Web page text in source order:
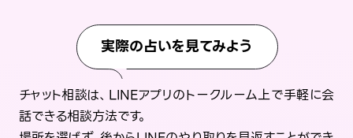
実際の占いを見てみよう
チャット相談は、LINEアプリのトークルーム上で手軽に会
話できる相談方法です。